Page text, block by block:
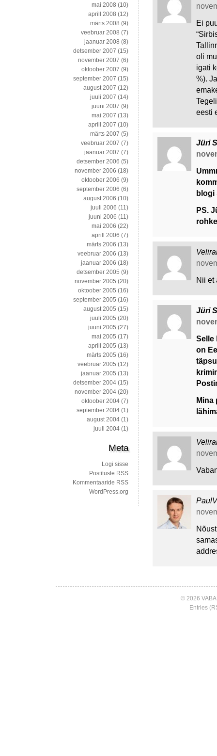
Ei
oli
igati
%).
eesti
Jüri
blogi
PS.
Nii et
Jüri
Selle
on
Mina
PaulV
mai 2008 (10)
aprill 2008 (12)
märts 2008 (9)
veebruar 2008 (7)
jaanuar 2008 (8)
detsember 2007 (15)
november 2007 (6)
oktoober 2007 (9)
september 2007 (15)
august 2007 (12)
juuli 2007 (14)
juuni 2007 (9)
mai 2007 (13)
aprill 2007 (10)
märts 2007 (5)
veebruar 2007 (7)
jaanuar 2007 (7)
detsember 2006 (5)
november 2006 (18)
oktoober 2006 (9)
september 2006 (6)
august 2006 (10)
juuli 2006 (11)
juuni 2006 (11)
mai 2006 (22)
aprill 2006 (7)
märts 2006 (13)
veebruar 2006 (13)
jaanuar 2006 (18)
detsember 2005 (9)
november 2005 (20)
oktoober 2005 (16)
september 2005 (16)
august 2005 (15)
juuli 2005 (20)
juuni 2005 (27)
mai 2005 (17)
aprill 2005 (13)
märts 2005 (16)
veebruar 2005 (12)
jaanuar 2005 (13)
detsember 2004 (15)
november 2004 (20)
oktoober 2004 (7)
september 2004 (1)
august 2004 (1)
juuli 2004 (1)
Meta
Logi sisse
Postituste RSS
Kommentaaride RSS
WordPress.org
© 2026
Entries